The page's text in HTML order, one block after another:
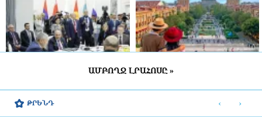
կազմով նիստը
ԱՄԲՈՂՋ ԼՐԱՀՈՍԸ »
ԹՐԵՆԴ ‹ ›